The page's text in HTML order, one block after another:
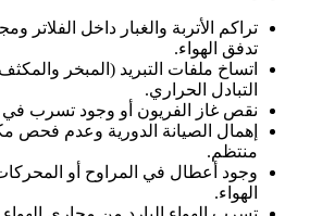
تراكم الأتربة والغبار داخل الفلاتر
تدفق الهواء.
اتساخ ملفات التبريد (المبخر
التبادل الحراري.
نقص غاز الفريون أو وجود تسرب في
إهمال الصيانة الدورية وعدم فحص
منتظم.
وجود أعطال في المراوح أو
الهواء.